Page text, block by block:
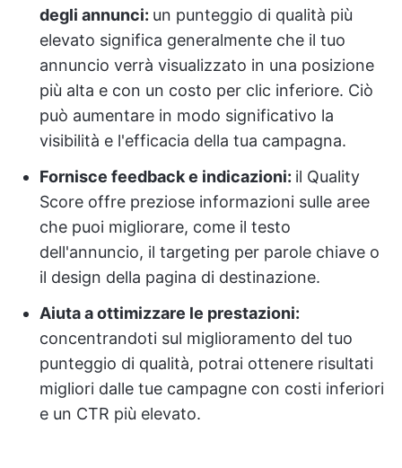
degli annunci: un punteggio di qualità più
elevato significa generalmente che il tuo
annuncio verrà visualizzato in una posizione
più alta e con un costo per clic inferiore. Ciò
può aumentare in modo significativo la
visibilità e l'efficacia della tua campagna.
Fornisce feedback e indicazioni: il Quality
Score offre preziose informazioni sulle aree
che puoi migliorare, come il testo
dell'annuncio, il targeting per parole chiave o
il design della pagina di destinazione.
Aiuta a ottimizzare le prestazioni:
concentrandoti sul miglioramento del tuo
punteggio di qualità, potrai ottenere risultati
migliori dalle tue campagne con costi inferiori
e un CTR più elevato.